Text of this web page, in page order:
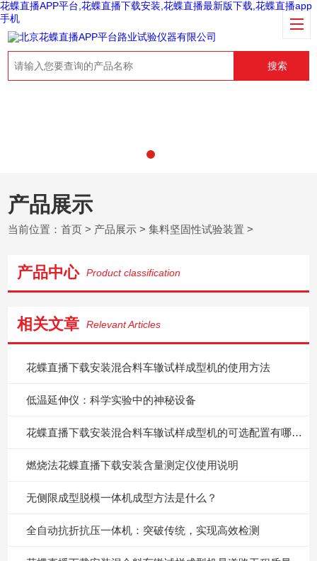
花蝶直播APP平台,花蝶直播下载安装,花蝶直播最新版下载,花蝶直播app
手机
搜索
产品展示
当前位置：首页 > 产品展示 >集料坚固性试验装置 >
产品中心 Product classification
相关文章 Relevant Articles
花蝶直播下载安装混合料车辙试样成型机的使用方法
低温延伸仪：科学实验中的神秘设备
花蝶直播下载安装混合料车辙试样成型机的可选配置有哪些？
燃烧法花蝶直播下载安装含量测定仪使用说明
无侧限成型脱模一体机成型方法是什么？
全自动抗折抗压一体机：突破传统，实现高效检测